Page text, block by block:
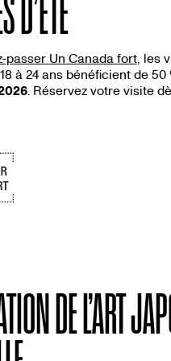
D’ÉTÉ
passer Un Canada fort, les
à 24 ans bénéficient de
. Réservez votre visite
DE L’ART